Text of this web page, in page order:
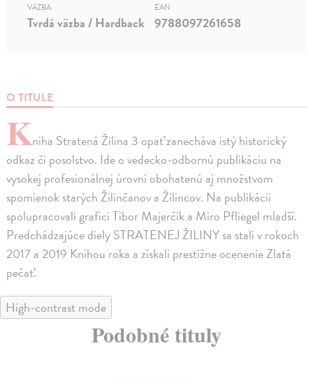
O TITULE
Kniha Stratená Žilina 3 opäť zanecháva istý historický
odkaz či posolstvo. Ide o vedecko-odbornú publikáciu na
vysokej profesionálnej úrovni obohatenú aj množstvom
spomienok starých Žilinčanov a Žilincov. Na publikácii
spolupracovali grafici Tibor Majerčík a Miro Pfliegel mladší.
Predchádzajúce diely STRATENEJ ŽILINY sa stali v rokoch
2017 a 2019 Knihou roka a získali prestížne ocenenie Zlatá
pečať.
VÄZBA
Tvrdá väzba / Hardback
EAN
9788097261658
High-contrast mode
Podobné tituly